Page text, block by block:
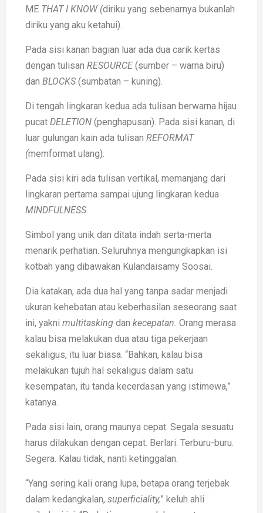
ME THAT I KNOW (diriku yang sebenarnya bukanlah
diriku yang aku ketahui).
Pada sisi kanan bagian luar ada dua carik kertas
dengan tulisan RESOURCE(sumber – warna biru)
dan BLOCKS (sumbatan – kuning).
Di tengah lingkaran kedua ada tulisan berwarna hijau
pucat DELETION (penghapusan). Pada sisi kanan, di
luar gulungan kain ada tulisan REFORMAT
(memformat ulang).
Pada sisi kiri ada tulisan vertikal, memanjang dari
lingkaran pertama sampai ujung lingkaran kedua
MINDFULNESS.
Simbol yang unik dan ditata indah serta-merta
menarik perhatian. Seluruhnya mengungkapkan isi
kotbah yang dibawakan Kulandaisamy Soosai.
Dia katakan, ada dua hal yang tanpa sadar menjadi
ukuran kehebatan atau keberhasilan seseorang saat
ini, yakni multitasking dan kecepatan. Orang merasa
kalau bisa melakukan dua atau tiga pekerjaan
sekaligus, itu luar biasa. “Bahkan, kalau bisa
melakukan tujuh hal sekaligus dalam satu
kesempatan, itu tanda kecerdasan yang istimewa,”
katanya.
Pada sisi lain, orang maunya cepat. Segala sesuatu
harus dilakukan dengan cepat. Berlari. Terburu-buru.
Segera. Kalau tidak, nanti ketinggalan.
“Yang sering kali orang lupa, betapa orang terjebak
dalam kedangkalan, superficiality,” keluh ahli